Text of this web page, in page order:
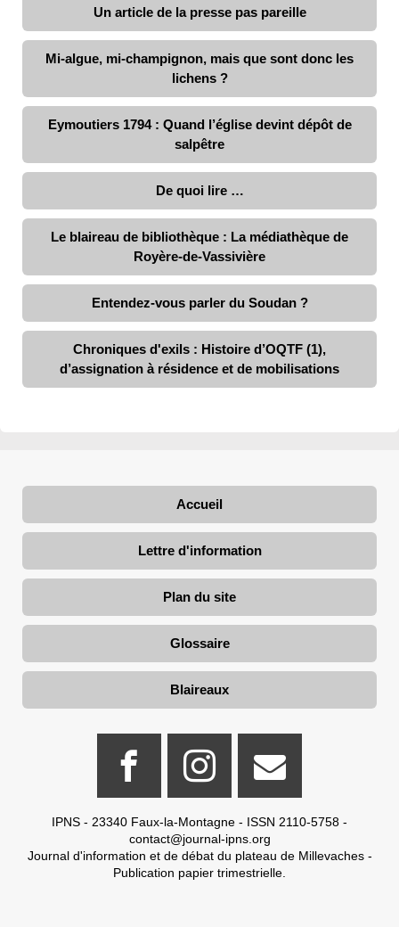
Un article de la presse pas pareille
Mi-algue, mi-champignon, mais que sont donc les
lichens ?
Eymoutiers 1794 : Quand l’église devint dépôt de
salpêtre
De quoi lire …
Le blaireau de bibliothèque : La médiathèque de
Royère-de-Vassivière
Entendez-vous parler du Soudan ?
Chroniques d'exils : Histoire d’OQTF (1),
d’assignation à résidence et de mobilisations
Accueil
Lettre d'information
Plan du site
Glossaire
Blaireaux
IPNS - 23340 Faux-la-Montagne - ISSN 2110-5758 -
contact@journal-ipns.org
Journal d'information et de débat du plateau de Millevaches -
Publication papier trimestrielle.